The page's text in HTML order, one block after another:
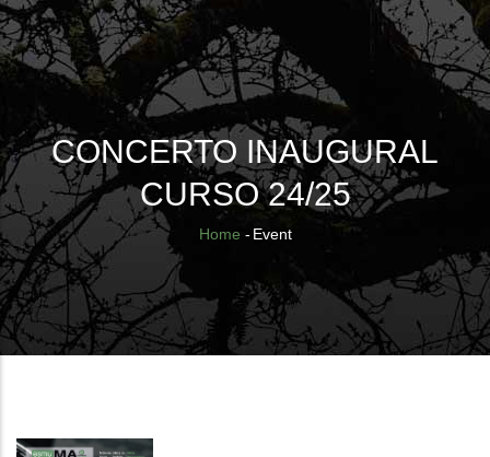
de
accesibilidade.
CONCERTO INAUGURAL
CURSO 24/25
Breadcrumb
Home - Event